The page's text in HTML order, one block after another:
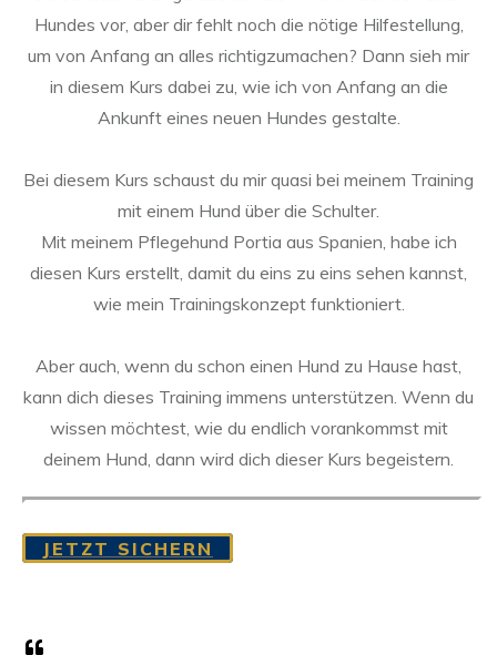
Hundes vor, aber dir fehlt noch die nötige Hilfestellung,
um von Anfang an alles richtigzumachen? Dann sieh mir
in diesem Kurs dabei zu, wie ich von Anfang an die
Ankunft eines neuen Hundes gestalte.
Bei diesem Kurs schaust du mir quasi bei meinem Training
mit einem Hund über die Schulter.
Mit meinem Pflegehund Portia aus Spanien, habe ich
diesen Kurs erstellt, damit du eins zu eins sehen kannst,
wie mein Trainingskonzept funktioniert.
Aber auch, wenn du schon einen Hund zu Hause hast,
kann dich dieses Training immens unterstützen. Wenn du
wissen möchtest, wie du endlich vorankommst mit
deinem Hund, dann wird dich dieser Kurs begeistern.
JETZT SICHERN